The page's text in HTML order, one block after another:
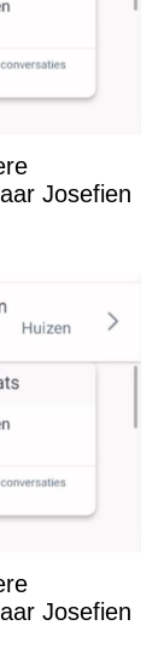
Josefien
Josefien